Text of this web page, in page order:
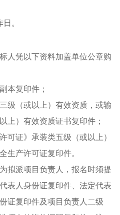
。
人 凭以下资料加盖单位公章购
本复印件 ；
级（或以上）有效资质，或输
上）有效资质证书复印件 ；
可证》承装类五级（或以上）
生产许可证复印件。
为拟派项目负责人 ， 报名时须提
表人 身份证复印件、 法定代表
证复印件及项目负责人 二级